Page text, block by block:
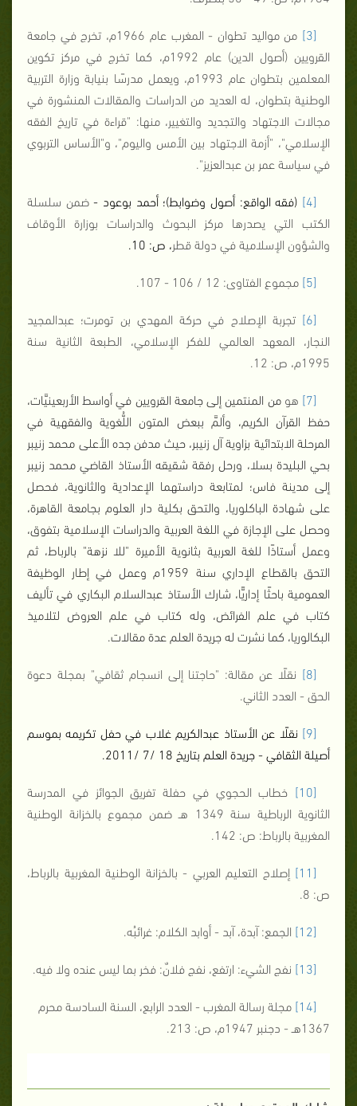
[3]
من مواليد تطوان - المغرب عام 1966م، تخرج في جامعة
القرويين (أصول الدين) عام 1992م، كما تخرج في مركز تكوين
المعلمين بتطوان عام 1993م، ويعمل مدرسًا بنيابة وزارة التربية
الوطنية بتطوان، له العديد من الدراسات والمقالات المنشورة في
مجالات الاجتهاد والتجديد والتغيير، منها: "قراءة في تاريخ الفقه
الإسلامي"، "أزمة الاجتهاد بين الأمس واليوم"، و"الأساس التربوي
في سياسة عمر بن عبدالعزيز".
[4] (فقه الواقع: أصول وضوابط)؛ أحمد بوعود -ضمن سلسلة
الكتب التي يصدرها مركز البحوث والدراسات بوزارة الأوقاف
والشؤون الإسلامية في دولة قطر، ص: 10.
[5] مجموع الفتاوى: 12 / 106 - 107.
[6]
تجربة الإصلاح في حركة المهدي بن تومرت؛ عبدالمجيد
النجار، المعهد العالمي للفكر الإسلامي، الطبعة الثانية سنة
1995م، ص: 12.
[7] هومن المنتمين إلى جامعة القرويين في أواسط الأربعينيَّات،
حفظ القرآن الكريم، وألمَّ ببعض المتون اللُّغوية والفقهية في
المرحلة الابتدائية بزاوية آل زنيبر، حيث مدفن جده الأعلى محمد زنيبر
بحي البليدة بسلا، ورحل رفقة شقيقه الأستاذ القاضي محمد زنيبر
إلى مدينة فاس؛ لمتابعة دراستهما الإعدادية والثانوية، فحصل
على شهادة الباكلوريا، والتحق بكلية دار العلوم بجامعة القاهرة،
وحصل على الإجازة في اللغة العربية والدراسات الإسلامية بتفوق،
وعمل أستاذًا للغة العربية بثانوية الأميرة "للا نزهة" بالرباط، ثم
التحق بالقطاع الإداري سنة 1959م وعمل في إطار الوظيفة
العمومية باحثًا إداريًّا، شارك الأستاذ عبدالسلام البكاري في تأليف
كتاب في علم الفرائض، وله كتاب في علم العروض لتلاميذ
البكالوريا، كما نشرت له جريدة العلم عدة مقالات.
[8]
نقلًا عن مقالة: "حاجتنا إلى انسجام ثقافي" بمجلة دعوة
الحق - العدد الثاني.
[9]
نقلًا عن الأستاذ عبدالكريم غلاب في حفل تكريمه بموسم
أصيلة الثقافي - جريدة العلم بتاريخ 18 /7 /2011.
[10]
خطاب الحجوي في حفلة تفريق الجوائز في المدرسة
الثانوية الرباطية سنة 1349 هـ ضمن مجموع بالخزانة الوطنية
المغربية بالرباط: ص: 142.
[11]
إصلاح التعليم العربي - بالخزانة الوطنية المغربية بالرباط،
ص: 8.
[12] الجمع: آبدة، آبد - أوابد الكلام: غرائبُه.
[13] نفج الشيء: ارتفع، نفج فلانٌ: فخر بما ليس عنده ولا فيه.
[14]
مجلة رسالة المغرب - العدد الرابع، السنة السادسة محرم
1367هـ - دجنبر 1947م، ص: 213.